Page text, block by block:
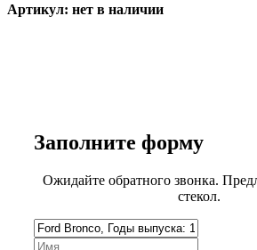
Артикул: нет в наличии
Заполните форму
Ожидайте обратного звонка.
стекол.